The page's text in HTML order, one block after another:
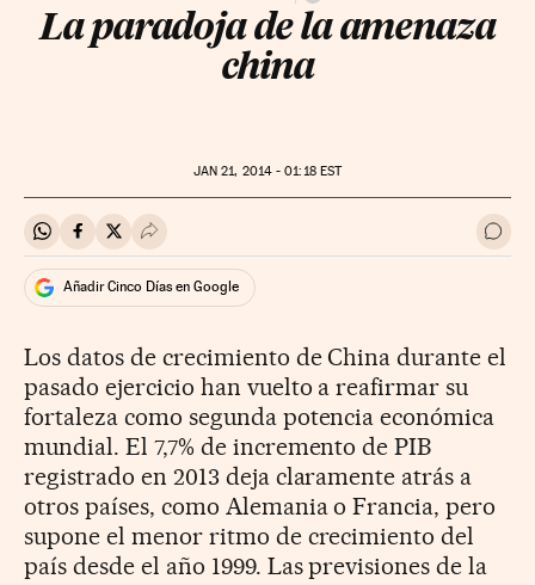
La paradoja de la amenaza
china
JAN 21, 2014 - 01:18EST
Compartir en Whatsapp
Compartir en Facebook
Compartir en Twitter
Desplegar Redes Sociales Ir a
Añadir Cinco Días en Google
Los datos de crecimiento de China durante el
pasado ejercicio han vuelto a reafirmar su
fortaleza como segunda potencia económica
mundial. El 7,7% de incremento de PIB
registrado en 2013 deja claramente atrás a
otros países, como Alemania o Francia, pero
supone el menor ritmo de crecimiento del
país desde el año 1999. Las previsiones de la